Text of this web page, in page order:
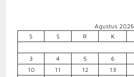
Agustus 2026
S
S R K
3
4 5 6
10
11 12 13